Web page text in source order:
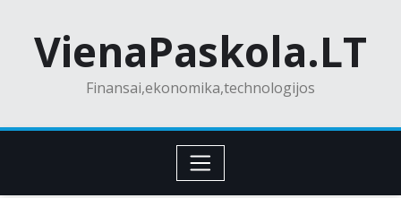
contentVienaPaskola.LT
Finansai,ekonomika,technologijos